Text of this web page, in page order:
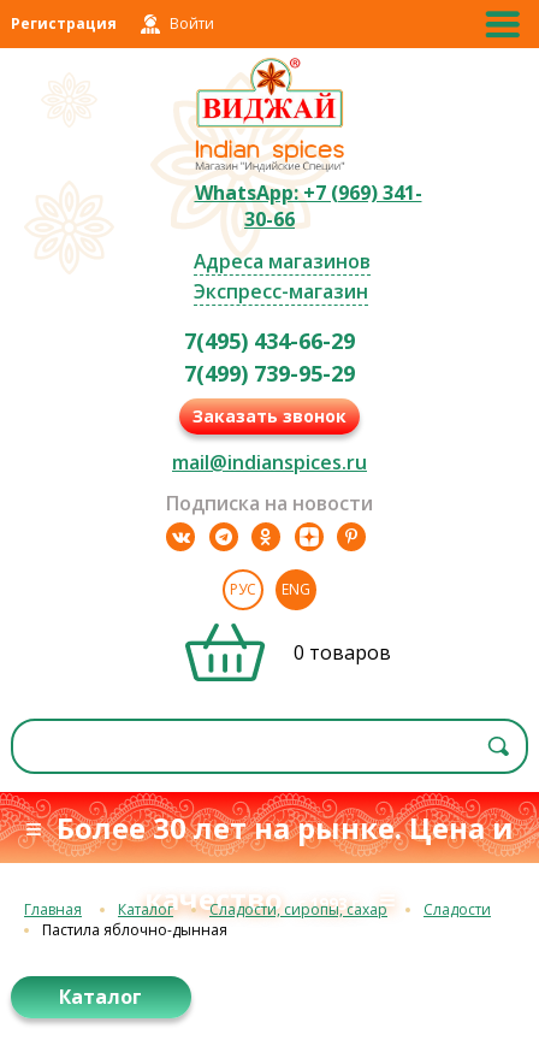
Регистрация Войти
WhatsApp: +7 (969) 341-
30-66
Адреса магазинов
Экспресс-магазин
7(495) 434-66-29
7(499) 739-95-29
Заказать звонок
mail@indianspices.ru
Подписка на новости
РУС ENG
0 товаров
≡ Более 30 лет на рынке. Цена и
качествос 1993 г.≡
Главная Каталог Сладости, сиропы, сахар
Сладости
Пастила яблочно-дынная
Каталог